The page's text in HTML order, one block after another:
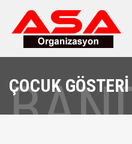
ÇOCUK